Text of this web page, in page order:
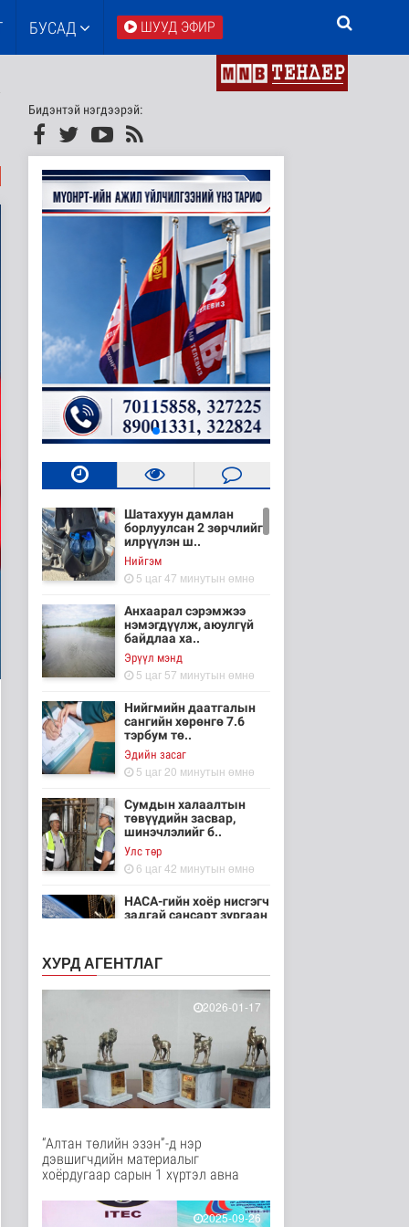
БУСАД ШУУД ЭФИР
Бидэнтэй нэгдээрэй:
Шатахуун дамлан
борлуулсан 2 зөрчлийг
илрүүлэн ш..
Нийгэм
5 цаг 47 минутын өмнө
Анхаарал сэрэмжээ
нэмэгдүүлж, аюулгүй
байдлаа ха..
Эрүүл мэнд
5 цаг 57 минутын өмнө
Нийгмийн даатгалын
сангийн хөрөнгө 7.6
тэрбум тө..
Эдийн засаг
5 цаг 20 минутын өмнө
Сумдын халаалтын
төвүүдийн засвар,
шинэчлэлийг б..
Улс төр
6 цаг 42 минутын өмнө
НАСА-гийн хоёр нисгэгч
задгай сансарт зургаан
6 цаг 57 минутын өмнө
хамгаалахын тулд
Канадын иргэд мод бэ..
Дэлхийд
6 цаг 3 минутын өмнө
ЦАГ АГААР:
Улаанбаатарт шөнөдөө
Байгаль орчин
6 цаг 24 минутын өмнө
зөрчлийг E-Mongolia
системээр да..
ХУРД АГЕНТЛАГ
2026-01-17
“Алтан төлийн эзэн”-д нэр
дэвшигчдийн материалыг
хоёрдугаар сарын 1 хүртэл авна
2025-09-26